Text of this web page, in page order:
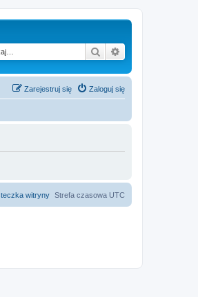
Szukaj
Zaloguj się
Zarejestruj się
Strefa czasowa UTC
witryny